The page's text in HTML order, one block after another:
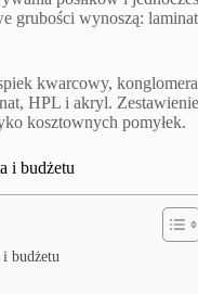
grubości wynoszą:
kwarcowy,
HPL i akryl.
kosztownych pomyłek.
i budżetu
budżetu